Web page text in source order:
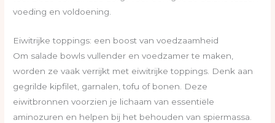
voeding en voldoening.
Eiwitrijke toppings: een boost van voedzaamheid
Om salade bowls vullender en voedzamer te maken,
worden ze vaak verrijkt met eiwitrijke toppings. Denk aan
gegrilde kipfilet, garnalen, tofu of bonen. Deze
eiwitbronnen voorzien je lichaam van essentiële
aminozuren en helpen bij het behouden van spiermassa.